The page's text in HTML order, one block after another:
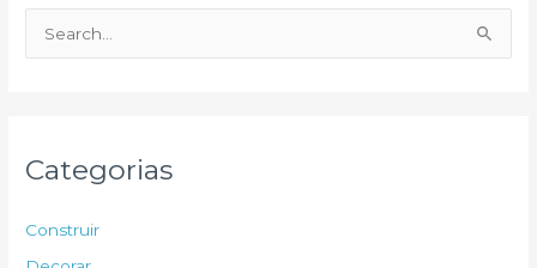
e
Categorias
Construir